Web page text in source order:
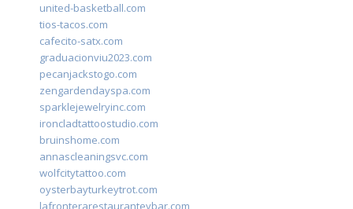
united-basketball.com
tios-tacos.com
cafecito-satx.com
graduacionviu2023.com
pecanjackstogo.com
zengardendayspa.com
sparklejewelryinc.com
ironcladtattoostudio.com
bruinshome.com
annascleaningsvc.com
wolfcitytattoo.com
oysterbayturkeytrot.com
lafronterarestauranteybar.com